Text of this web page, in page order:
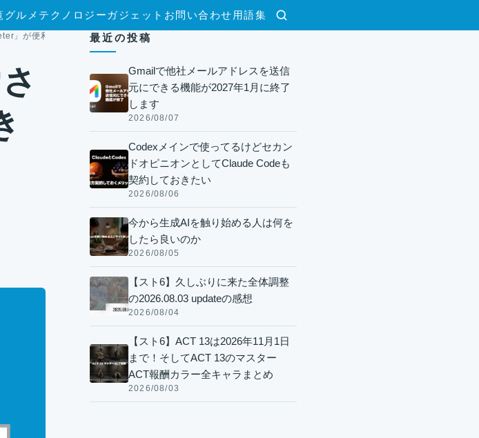
検索
グルメ テクノロジー ガジェット お問い合わせ 用語集
」が便利 最近の投稿
Gmailで他社メールアドレスを送信
元にできる機能が2027年1月に終了
します
2026/08/07
Codexメインで使ってるけどセカン
ドオピニオンとしてClaude Codeも
契約しておきたい
2026/08/06
今から生成AIを触り始める人は何を
したら良いのか
2026/08/05
【スト6】久しぶりに来た全体調整
の2026.08.03 updateの感想
2026/08/04
【スト6】ACT 13は2026年11月1日
まで！そしてACT 13のマスター
ACT報酬カラー全キャラまとめ
2026/08/03